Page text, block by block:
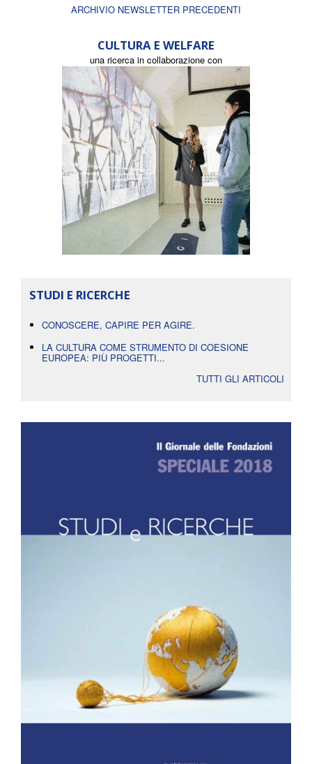
ARCHIVIO NEWSLETTER PRECEDENTI
CULTURA E WELFARE
una ricerca in collaborazione con
STUDI E RICERCHE
CONOSCERE, CAPIRE PER AGIRE.
LA CULTURA COME STRUMENTO DI COESIONE
EUROPEA: PIÙ PROGETTI...
TUTTI GLI ARTICOLI